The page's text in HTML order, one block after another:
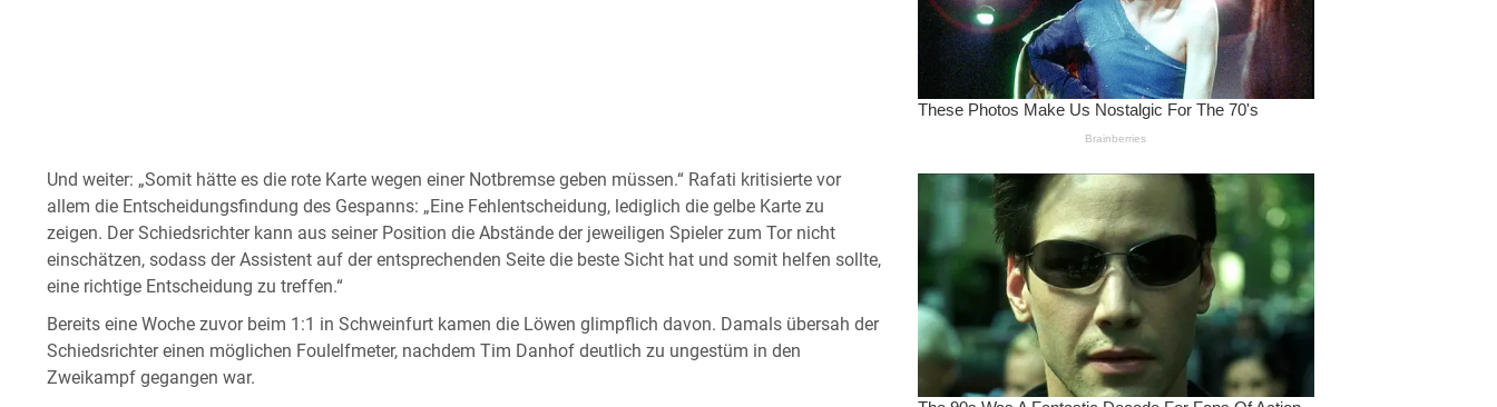
Und weiter: „Somit hätte es die rote Karte wegen einer Notbremse geben müssen.“ Rafati kritisierte vor
allem die Entscheidungsfindung des Gespanns: „Eine Fehlentscheidung, lediglich die gelbe Karte zu
zeigen. Der Schiedsrichter kann aus seiner Position die Abstände der jeweiligen Spieler zum Tor nicht
einschätzen, sodass der Assistent auf der entsprechenden Seite die beste Sicht hat und somit helfen sollte,
eine richtige Entscheidung zu treffen.“
Bereits eine Woche zuvor beim 1:1 in Schweinfurt kamen die Löwen glimpflich davon. Damals übersah der
Schiedsrichter einen möglichen Foulelfmeter, nachdem Tim Danhof deutlich zu ungestüm in den
Zweikampf gegangen war.